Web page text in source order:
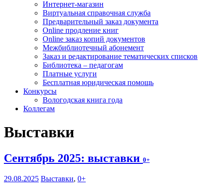
Интернет-магазин
Виртуальная справочная служба
Предварительный заказ документа
Online продление книг
Online заказ копий документов
Межбиблиотечный абонемент
Заказ и редактирование тематических списков
Библиотека – педагогам
Платные услуги
Бесплатная юридическая помощь
Конкурсы
Вологодская книга года
Коллегам
Выставки
Сентябрь 2025: выставки 0+
29.08.2025 Выставки, 0+